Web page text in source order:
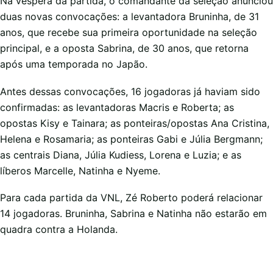
duas novas convocações: a levantadora Bruninha, de 31
anos, que recebe sua primeira oportunidade na seleção
principal, e a oposta Sabrina, de 30 anos, que retorna
após uma temporada no Japão.
Antes dessas convocações, 16 jogadoras já haviam sido
confirmadas: as levantadoras Macris e Roberta; as
opostas Kisy e Tainara; as ponteiras/opostas Ana Cristina,
Helena e Rosamaria; as ponteiras Gabi e Júlia Bergmann;
as centrais Diana, Júlia Kudiess, Lorena e Luzia; e as
líberos Marcelle, Natinha e Nyeme.
Para cada partida da VNL, Zé Roberto poderá relacionar
14 jogadoras. Bruninha, Sabrina e Natinha não estarão em
quadra contra a Holanda.